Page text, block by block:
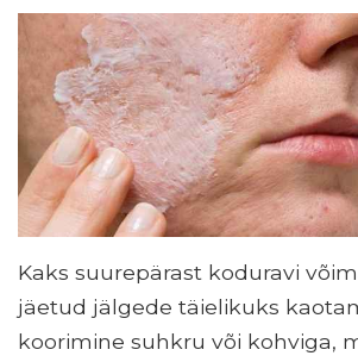
Kaks suurepärast koduravi
jäetud jälgede täielikuks
koorimine suhkru või kohviga,